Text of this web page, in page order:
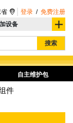
设备
搜索
省 登录 / 免费注册
自主维护包
件